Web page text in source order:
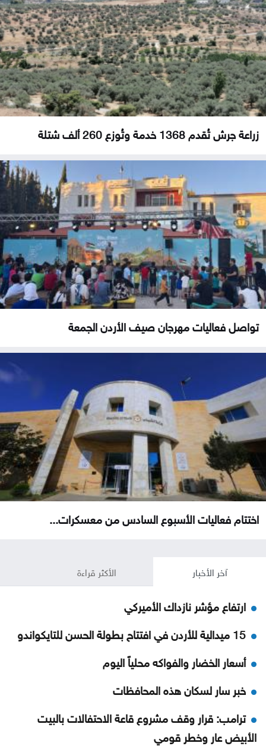
زراعة جرش تُقدم 1368 خدمة وتُوزع 260 ألف شتلة
تواصل فعاليات مهرجان صيف الأردن الجمعة
اختتام فعاليات الأسبوع السادس من معسكرات...
آخر الأخبار الأكثر قراءة
ارتفاع مؤشر نازداك الأميركي
15 ميدالية للأردن في افتتاح بطولة الحسن للتايكواندو
أسعار الخضار والفواكه محلياً اليوم
خبر سار لسكان هذه المحافظات
ترامب: قرار وقف مشروع قاعة الاحتفالات بالبيت
الأبيض عار وخطر قومي